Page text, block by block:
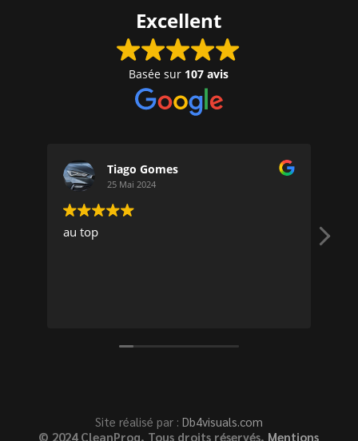
Excellent
Basée sur 107 avis
Tiago Gomes
25 Mai 2024
au top
Site réalisé par : Db4visuals.com
© 2024 CleanProg, Tous droits réservés. Mentions